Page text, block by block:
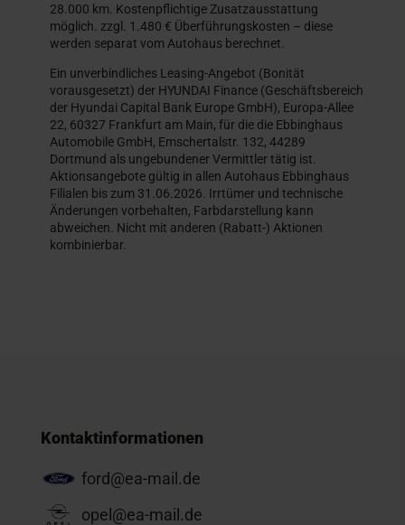
28.000 km. Kostenpflichtige Zusatzausstattung
möglich. zzgl. 1.480 € Überführungskosten – diese
werden separat vom Autohaus berechnet.
Ein unverbindliches Leasing-Angebot (Bonität
vorausgesetzt) der HYUNDAI Finance (Geschäftsbereich
der Hyundai Capital Bank Europe GmbH), Europa-Allee
22, 60327 Frankfurt am Main, für die die Ebbinghaus
Automobile GmbH, Emschertalstr. 132, 44289
Dortmund als ungebundener Vermittler tätig ist.
Aktionsangebote gültig in allen Autohaus Ebbinghaus
Filialen bis zum 31.06.2026. Irrtümer und technische
Änderungen vorbehalten, Farbdarstellung kann
abweichen. Nicht mit anderen (Rabatt-) Aktionen
kombinierbar.
Kontaktinformationen
ford@ea-mail.de
opel@ea-mail.de